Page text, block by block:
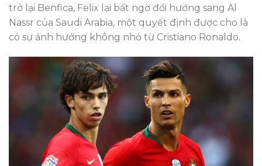
trở lại Benfica, Felix lại bất ngờ đổi hướng sang Al
Nassr của Saudi Arabia, một quyết định được cho là
có sự ảnh hưởng không nhỏ từ Cristiano Ronaldo.